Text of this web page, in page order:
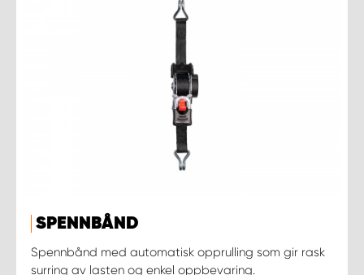
SPENNBÅND
Spennbånd med automatisk opprulling som gir rask
surring av lasten og enkel oppbevaring.